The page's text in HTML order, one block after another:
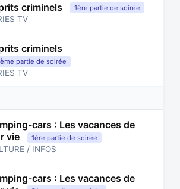
criminels 1ère partie de soirée
TV
criminels
partie de soirée
TV
cars : Les vacances de
vie
1ère partie de soirée
/ INFOS
cars : Les vacances de